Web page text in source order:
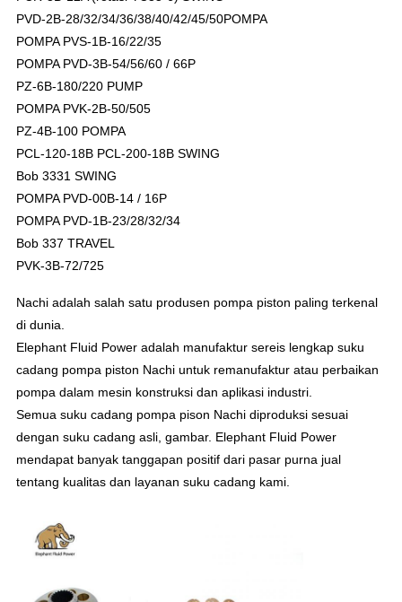
PVD-2B-28/32/34/36/38/40/42/45/50POMPA
POMPA PVS-1B-16/22/35
POMPA PVD-3B-54/56/60 / 66P
PZ-6B-180/220 PUMP
POMPA PVK-2B-50/505
PZ-4B-100 POMPA
PCL-120-18B PCL-200-18B SWING
Bob 3331 SWING
POMPA PVD-00B-14 / 16P
POMPA PVD-1B-23/28/32/34
Bob 337 TRAVEL
PVK-3B-72/725
Nachi adalah salah satu produsen pompa piston paling terkenal
di dunia.
Elephant Fluid Power adalah manufaktur sereis lengkap suku
cadang pompa piston Nachi untuk remanufaktur atau perbaikan
pompa dalam mesin konstruksi dan aplikasi industri.
Semua suku cadang pompa pison Nachi diproduksi sesuai
dengan suku cadang asli, gambar. Elephant Fluid Power
mendapat banyak tanggapan positif dari pasar purna jual
tentang kualitas dan layanan suku cadang kami.